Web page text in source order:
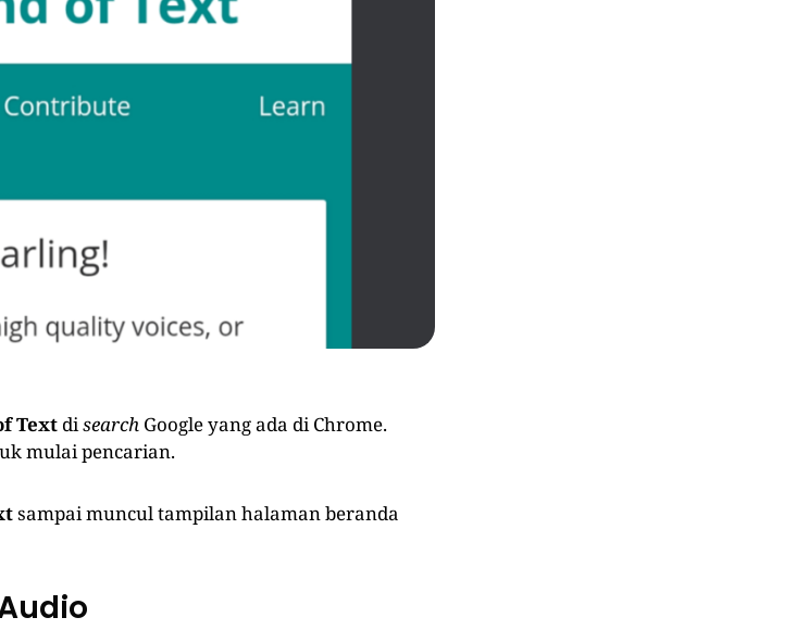
Text disearch Google yang ada di Chrome.
mulai pencarian.
sampai muncul tampilan halaman beranda